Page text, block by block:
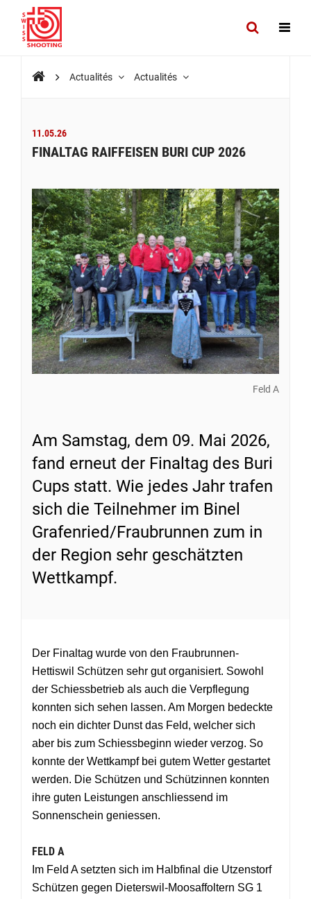
Actualités Actualités
11.05.26
FINALTAG RAIFFEISEN BURI CUP 2026
Feld A
Am Samstag, dem 09. Mai 2026,
fand erneut der Finaltag des Buri
Cups statt. Wie jedes Jahr trafen
sich die Teilnehmer im Binel
Grafenried/Fraubrunnen zum in
der Region sehr geschätzten
Wettkampf.
Der Finaltag wurde von den Fraubrunnen-
Hettiswil Schützen sehr gut organisiert. Sowohl
der Schiessbetrieb als auch die Verpflegung
konnten sich sehen lassen. Am Morgen bedeckte
noch ein dichter Dunst das Feld, welcher sich
aber bis zum Schiessbeginn wieder verzog. So
konnte der Wettkampf bei gutem Wetter gestartet
werden. Die Schützen und Schützinnen konnten
ihre guten Leistungen anschliessend im
Sonnenschein geniessen.
FELD A
Im Feld A setzten sich im Halbfinal die Utzenstorf
Schützen gegen Dieterswil-Moosaffoltern SG 1